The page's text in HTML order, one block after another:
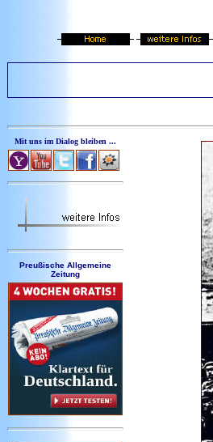
Mit uns im Dialog bleiben ...
Preußische Allgemeine
Zeitung